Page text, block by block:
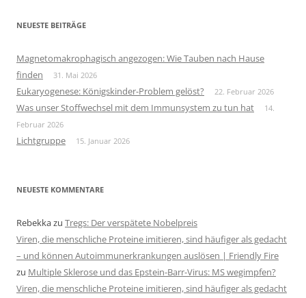
NEUESTE BEITRÄGE
Magnetomakrophagisch angezogen: Wie Tauben nach Hause
finden
31. Mai 2026
Eukaryogenese: Königskinder-Problem gelöst? 22. Februar 2026
Was unser Stoffwechsel mit dem Immunsystem zu tun hat
14.
Februar 2026
Lichtgruppe 15. Januar 2026
NEUESTE KOMMENTARE
Rebekkazu Tregs: Der verspätete Nobelpreis
Viren, die menschliche Proteine imitieren, sind häufiger als gedacht
– und können Autoimmunerkrankungen auslösen | Friendly Fire
zu Multiple Sklerose und das Epstein-Barr-Virus: MS wegimpfen?
Viren, die menschliche Proteine imitieren, sind häufiger als gedacht